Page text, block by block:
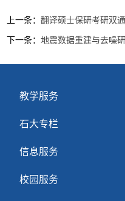
上一条：翻译硕士保研考研双
下一条：地震数据重建与去噪
教学服务
石大专栏
信息服务
校园服务